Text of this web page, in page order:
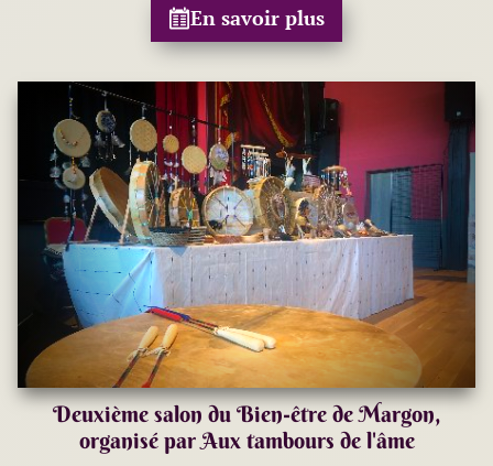
En savoir plus
Deuxième salon du Bien-être de Margon,
organisé par Aux tambours de l'âme